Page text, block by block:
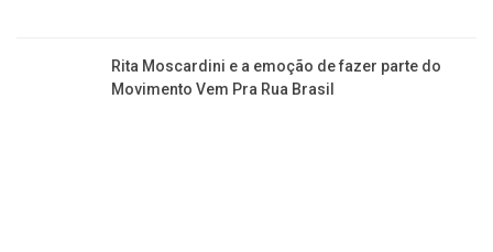
Rita Moscardini e a emoção de fazer parte do
Movimento Vem Pra Rua Brasil